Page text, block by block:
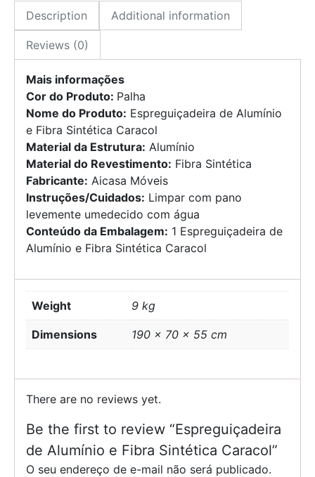
Description Additional information
Reviews (0)
Mais informações
Cor do Produto: Palha
Nome do Produto: Espreguiçadeira de Alumínio
e Fibra Sintética Caracol
Material da Estrutura: Alumínio
Material do Revestimento: Fibra Sintética
Fabricante: Aicasa Móveis
Instruções/Cuidados: Limpar com pano
levemente umedecido com água
Conteúdo da Embalagem: 1 Espreguiçadeira de
Alumínio e Fibra Sintética Caracol
Weight 9 kg
Dimensions 190 × 70 × 55 cm
There are no reviews yet.
Be the first to review “Espreguiçadeira
de Alumínio e Fibra Sintética Caracol”
O seu endereço de e-mail não será publicado.